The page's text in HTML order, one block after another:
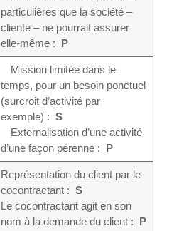
particulières que la société –
cliente – ne pourrait assurer
elle-même : P
Mission limitée dans le
temps, pour un besoin ponctuel
(surcroit d’activité par
exemple) : S
Externalisation d’une activité
d’une façon pérenne : P
Représentation du client par le
cocontractant : S
Le cocontractant agit en son
nom à la demande du client : P